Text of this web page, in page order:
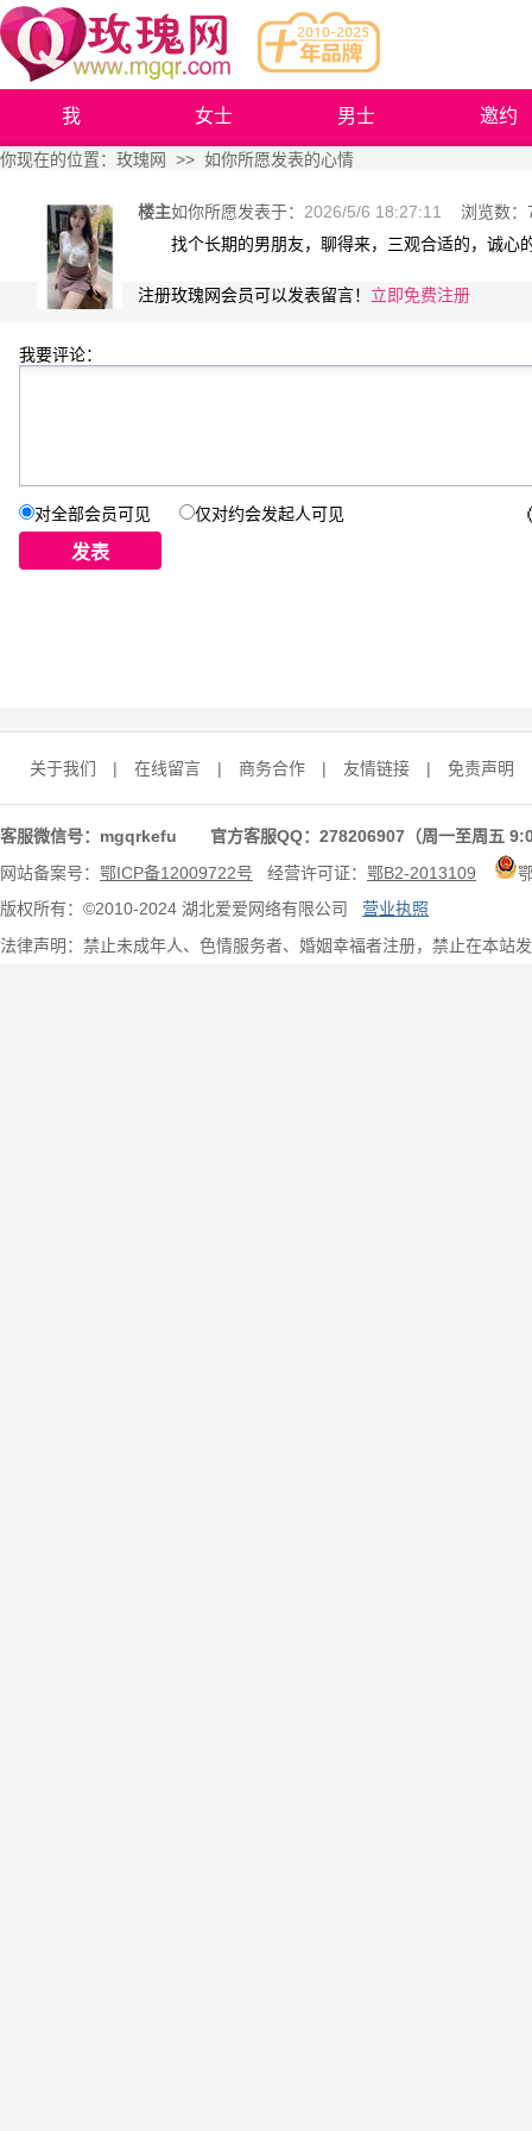
我 女士 男士 邀约
你现在的位置： 玫瑰网 >> 如你所愿发表的心情
楼主如你所愿发表于： 2026/5/6 18:27:11 浏览数：
找个长期的男朋友，聊得来，三观合适的，诚心
注册玫瑰网会员可以发表留言！ 立即免费注册
我要评论：
对全部会员可见 仅对约会发起人可见
关于我们 | 在线留言 | 商务合作 | 友情链接 | 免责声明
客服微信号：mgqrkefu 官方客服QQ：278206907（周一至周五
网站备案号： 鄂ICP备12009722号 经营许可证： 鄂B2-2013109
版权所有：©2010-2024 湖北爱爱网络有限公司 营业执照
法律声明：禁止未成年人、色情服务者、婚姻幸福者注册，禁止在本站